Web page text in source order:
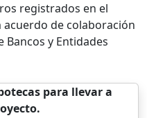
registrados en el
acuerdo de colaboración
y Entidades
para llevar a